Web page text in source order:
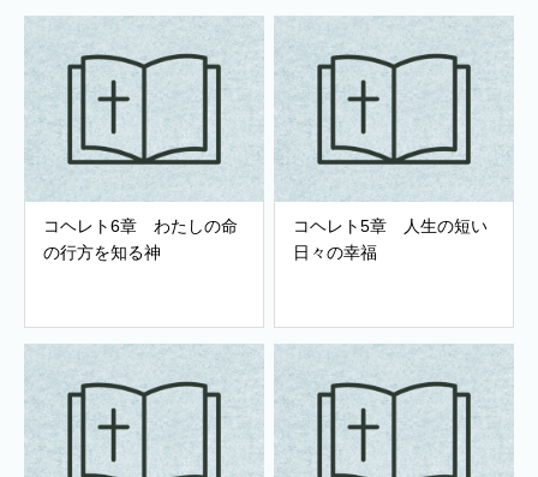
コヘレト6章 わたしの命
の行方を知る神
コヘレト5章 人生の短い
日々の幸福